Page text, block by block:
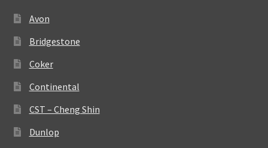
Avon
Bridgestone
Coker
Continental
CST – Cheng Shin
Dunlop